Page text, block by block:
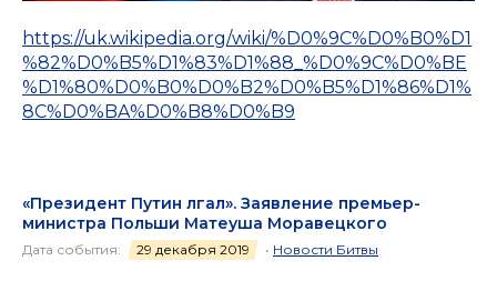
https://uk.wikipedia.org/wiki/%D0%9C%D0%B0%D1
%82%D0%B5%D1%83%D1%88_%D0%9C%D0%BE
%D1%80%D0%B0%D0%B2%D0%B5%D1%86%D1%
8C%D0%BA%D0%B8%D0%B9
«Президент Путин лгал». Заявление премьер-
министра Польши Матеуша Моравецкого
Дата события: 29 декабря 2019 • Новости Битвы